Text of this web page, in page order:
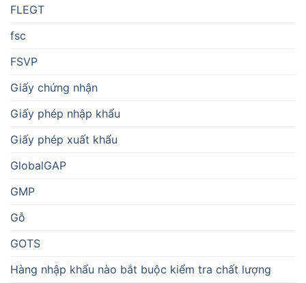
FLEGT
fsc
FSVP
Giấy chứng nhận
Giấy phép nhập khẩu
Giấy phép xuất khẩu
GlobalGAP
GMP
Gỗ
GOTS
Hàng nhập khẩu nào bắt buộc kiểm tra chất lượng